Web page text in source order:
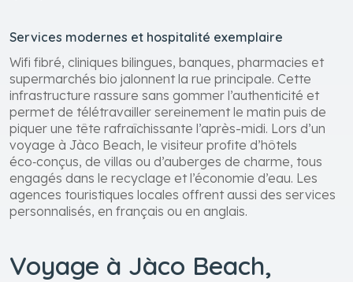
Services modernes et hospitalité exemplaire
Wifi fibré, cliniques bilingues, banques, pharmacies et
supermarchés bio jalonnent la rue principale. Cette
infrastructure rassure sans gommer l’authenticité et
permet de télétravailler sereinement le matin puis de
piquer une tête rafraîchissante l’après-midi. Lors d’un
voyage à Jàco Beach, le visiteur profite d’hôtels
éco‑conçus, de villas ou d’auberges de charme, tous
engagés dans le recyclage et l’économie d’eau. Les
agences touristiques locales offrent aussi des services
personnalisés, en français ou en anglais.
Voyage à Jàco Beach,